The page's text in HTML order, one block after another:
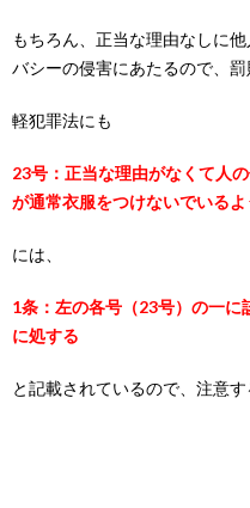
もちろん、正当な理由なしに
バシーの侵害にあたるので、罰
軽犯罪法にも
23号：正当な理由がなくて人
が通常衣服をつけないでいる
には、
1条：左の各号（23号）の一
に処する
と記載されているので、注意す